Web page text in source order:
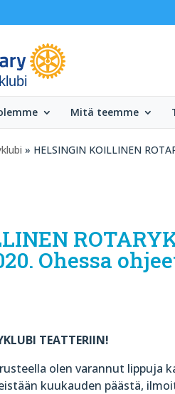
Mitä teemme
» HELSINGIN KOILLINEN
Ohessa
TEATTERIIN!
olen varannut lippuja
kuukauden päästä,